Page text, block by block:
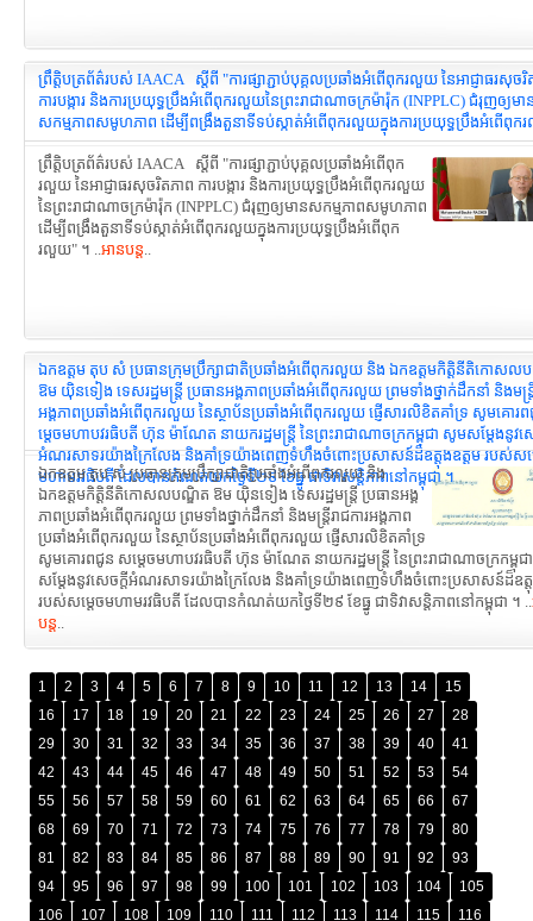
ព្រឹត្តិបត្រព័ត៌របស់ IAACA ស្តីពី "ការផ្សាភ្ជាប់បុគ្គលប្រឆាំងអំពើពុករលួយ នៃអាជ្ញាធរសុចរិ
ការបង្ការ និងការប្រយុទ្ធប្រឹងអំពើពុករលួយនៃព្រះរាជាណាចក្រម៉ារ៉ុក (INPPLC) ជំរុញឲ្យមា
សកម្មភាពសមូហភាព ដើម្បីពង្រឹងតួនាទីទប់ស្កាត់អំពើពុករលួយក្នុងការប្រយុទ្ធប្រឹងអំពើពុ
ព្រឹត្តិបត្រព័ត៌របស់ IAACA ស្តីពី "ការផ្សាភ្ជាប់បុគ្គលប្រឆាំងអំពើពុក
រលួយ នៃអាជ្ញាធរសុចរិតភាព ការបង្ការ និងការប្រយុទ្ធប្រឹងអំពើពុករលួយ
នៃព្រះរាជាណាចក្រម៉ារ៉ុក (INPPLC) ជំរុញឲ្យមានសកម្មភាពសមូហភាព
ដើម្បីពង្រឹងតួនាទីទប់ស្កាត់អំពើពុករលួយក្នុងការប្រយុទ្ធប្រឹងអំពើពុក
រលួយ" ។ ..អានបន្ត..
ឯកឧត្តម តុប សំ ប្រធានក្រុមប្រឹក្សាជាតិប្រឆាំងអំពើពុករលួយ និង ឯកឧត្ដមកិត្តិនីតិកោសល
ឱម យ៉ិនទៀង ទេសរដ្ឋមន្រ្តី ប្រធានអង្គភាពប្រឆាំងអំពើពុករលួយ ព្រមទាំងថ្នាក់ដឹកនាំ និងមន្រ្ដី
អង្គភាពប្រឆាំងអំពើពុករលួយ នៃស្ថាប័នប្រឆាំងអំពើពុករលួយ ផ្ញើសារលិខិតគាំទ្រ សូមគោរ
ម្តេចមហាបវរធិបតី ហ៊ុន ម៉ាណែត នាយករដ្ឋមន្ត្រី នៃព្រះរាជាណាចក្រកម្ពុជា សូមសម្ដែងនូវស
អំណរសាទរយ៉ាងក្រៃលែង និងគាំទ្រយ៉ាងពេញទំហឹងចំពោះប្រសាសន៍ដ៏ឧត្តុងឧត្តម របស់សម្
មហាមរវធិបតី ដែលបានកំណត់យកថ្ងៃទី២៩ ខែធ្នូ ជាទិវាសន្ដិភាពនៅកម្ពុជា ។
ឯកឧត្តម តុប សំ ប្រធានក្រុមប្រឹក្សាជាតិប្រឆាំងអំពើពុករលួយ និង
ឯកឧត្ដមកិត្តិនីតិកោសលបណ្ឌិត ឱម យ៉ិនទៀង ទេសរដ្ឋមន្រ្តី ប្រធានអង្គ
ភាពប្រឆាំងអំពើពុករលួយ ព្រមទាំងថ្នាក់ដឹកនាំ និងមន្រ្ដីរាជការអង្គភាព
ប្រឆាំងអំពើពុករលួយ នៃស្ថាប័នប្រឆាំងអំពើពុករលួយ ផ្ញើសារលិខិតគាំទ្រ
សូមគោរពជូន សម្តេចមហាបវរធិបតី ហ៊ុន ម៉ាណែត នាយករដ្ឋមន្ត្រី នៃព្រះរាជាណាចក្រកម្ពុ
សម្ដែងនូវសេចក្ដីអំណរសាទរយ៉ាងក្រៃលែង និងគាំទ្រយ៉ាងពេញទំហឹងចំពោះប្រសាសន៍ដ៏ឧត្តុ
របស់សម្ដេចមហាមរវធិបតី ដែលបានកំណត់យកថ្ងៃទី២៩ ខែធ្នូ ជាទិវាសន្ដិភាពនៅកម្ពុជា ។ ..
បន្ត..
1 2 3 4 5 6 7 8 9 10 11 12 13 14
15
16
17 18 19 20 21 22 23 24 25 26 27
28
29
30 31 32 33 34 35 36 37 38 39 40
41
42
43 44 45 46 47 48 49 50 51 52 53
54
55
56 57 58 59 60 61 62 63 64 65 66
67
68
69 70 71 72 73 74 75 76 77 78 79
80
81
82 83 84 85 86 87 88 89 90 91 92
93
94
95 96 97 98 99 100 101 102 103 104
105
106
107 108 109 110 111 112 113 114 115
116